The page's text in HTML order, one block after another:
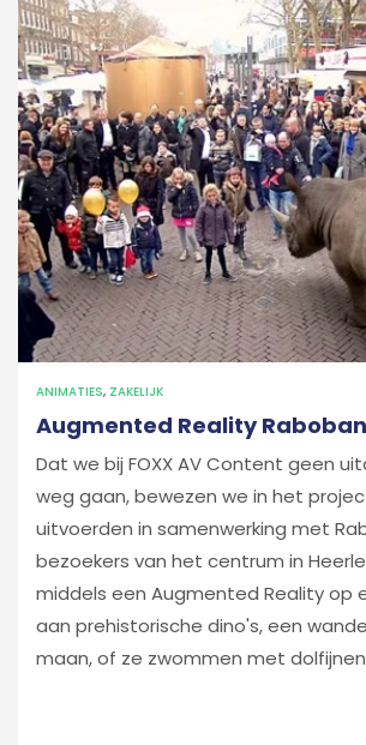
ANIMATIES, ZAKELIJK
Augmented Reality
Dat we bij FOXX AV Content geen
weg gaan, bewezen we in het
uitvoerden in samenwerking met
bezoekers van het centrum in
middels een Augmented Reality op
aan prehistorische dino's, een
maan, of ze zwommen met